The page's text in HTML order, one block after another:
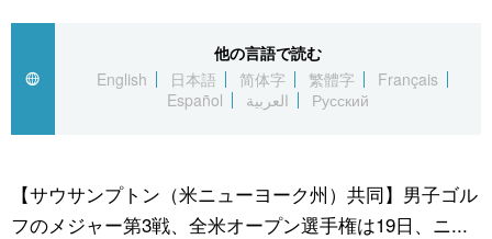
Русский
経済・ビジネス
国際
文化
トップ
アーカイブ
In-depth
Japan Data
動画/Live
スポーツ・東京2020
他の言語で読む
English
日本語 简体字 繁體字
Français
Español
العربية Русский
【サウサンプトン（米ニューヨーク州）共同】男子ゴル
フのメジャー第3戦、全米オープン選手権は19日、ニ...